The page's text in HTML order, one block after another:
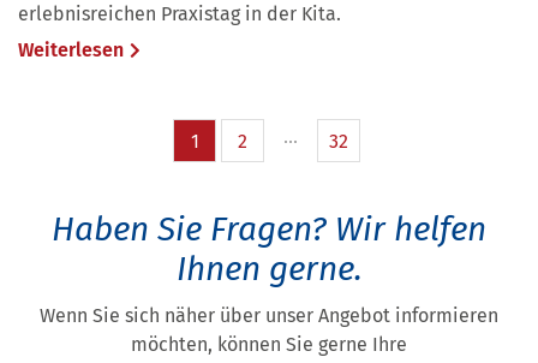
erlebnisreichen Praxistag in der Kita.
Weiterlesen
1 2 32
Haben Sie Fragen? Wir helfen
Ihnen gerne.
Wenn Sie sich näher über unser Angebot informieren
möchten, können Sie gerne Ihre